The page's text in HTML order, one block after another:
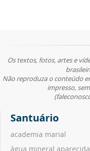
Os textos, fotos, artes e
Não reproduza o conteúdo
impresso,
Santuário
academia marial
água mineral aparecida